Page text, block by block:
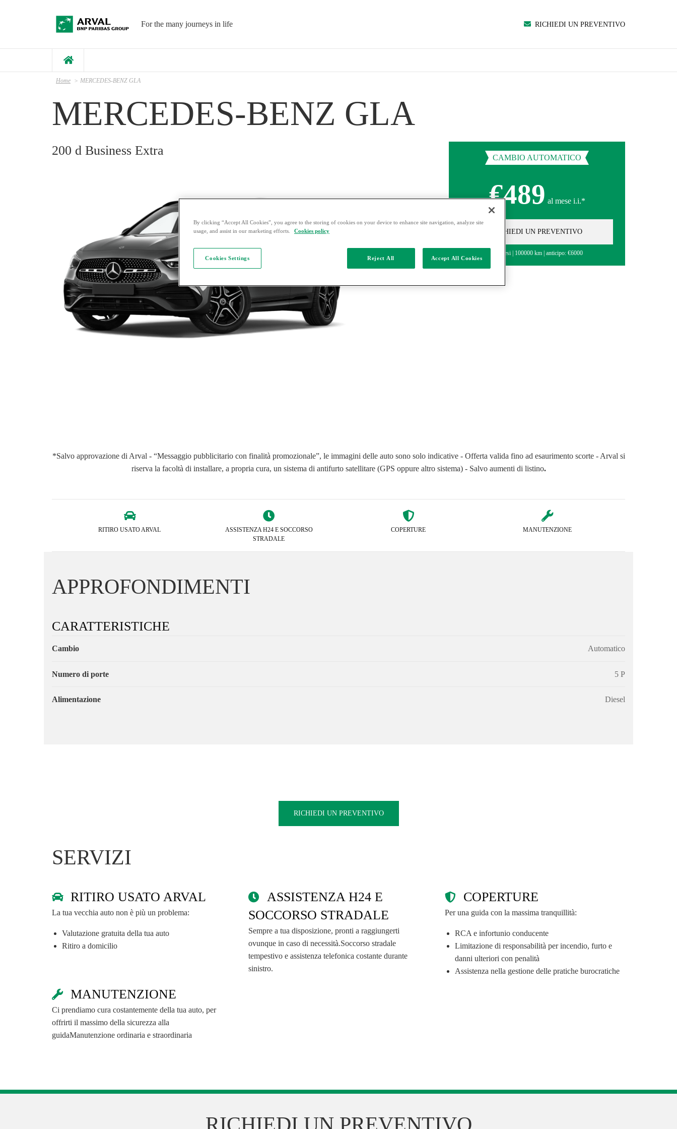
For the many journeys in life RICHIEDI UN PREVENTIVO
Home MERCEDES-BENZ GLA
MERCEDES-BENZ GLA
200 d Business Extra CAMBIO AUTOMATICO
€489 al mese i.i.*
RICHIEDI UN PREVENTIVO
36 Mesi 100000 km anticipo: €6000
*Salvo approvazione di Arval - “Messaggio pubblicitario con finalità promozionale”, le immagini delle auto sono solo indicative - Offerta valida fino ad esaurimento scorte - Arval si
riserva la facoltà di installare, a propria cura, un sistema di antifurto satellitare (GPS oppure altro sistema) - Salvo aumenti di listino.
RITIRO USATO ARVAL
ASSISTENZA H24 E SOCCORSO
STRADALE
COPERTURE MANUTENZIONE
APPROFONDIMENTI
CARATTERISTICHE
Cambio Automatico
Numero di porte 5 P
Alimentazione Diesel
RICHIEDI UN PREVENTIVO
SERVIZI
RITIRO USATO ARVAL
La tua vecchia auto non è più un problema:
Valutazione gratuita della tua auto
Ritiro a domicilio
ASSISTENZA H24 E
SOCCORSO STRADALE
Sempre a tua disposizione, pronti a raggiungerti
ovunque in caso di necessità.Soccorso stradale
tempestivo e assistenza telefonica costante durante
sinistro.
COPERTURE
Per una guida con la massima tranquillità:
RCA e infortunio conducente
Limitazione di responsabilità per incendio, furto e
danni ulteriori con penalità
Assistenza nella gestione delle pratiche burocratiche
MANUTENZIONE
Ci prendiamo cura costantemente della tua auto, per
offrirti il massimo della sicurezza alla
guidaManutenzione ordinaria e straordinaria
By clicking “Accept All Cookies”, you agree to the storing of cookies on your device to enhance site navigation, analyze site
usage, and assist in our marketing efforts.
Cookies policy
Reject All Accept All Cookies
Cookies Settings